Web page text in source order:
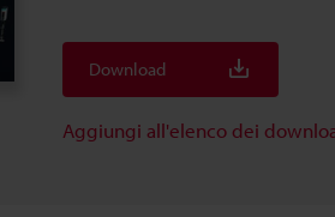
Download
Aggiungi all'elenco dei